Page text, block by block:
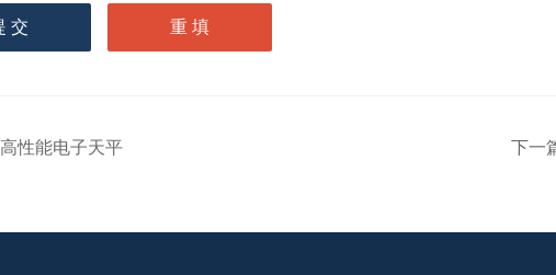
（填写阿拉
性能电子天平 下一篇